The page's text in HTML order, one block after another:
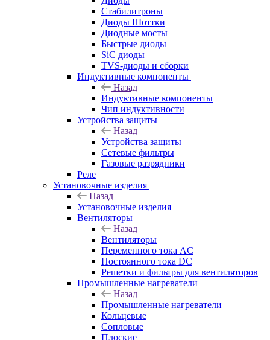
Стабилитроны
Диоды Шоттки
Диодные мосты
Быстрые диоды
SiC диоды
TVS-диоды и сборки
Индуктивные компоненты
Назад
Индуктивные компоненты
Чип индуктивности
Устройства защиты
Назад
Устройства защиты
Сетевые фильтры
Газовые разрядники
Реле
Установочные изделия
Назад
Установочные изделия
Вентиляторы
Назад
Вентиляторы
Переменного тока AC
Постоянного тока DC
Решетки и фильтры для вентиляторов
Промышленные нагреватели
Назад
Промышленные нагреватели
Кольцевые
Сопловые
Плоские